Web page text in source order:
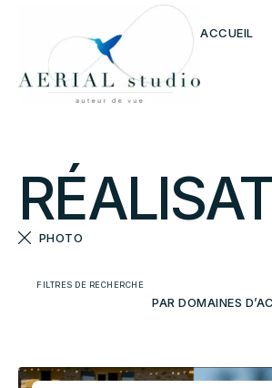
ACCUEIL
PHOTO
FILTRES DE RECHERCHE
PAR DOMAINES